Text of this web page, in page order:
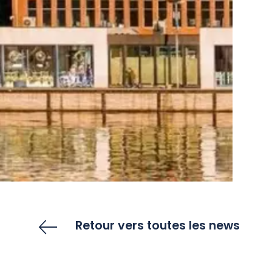
Retour vers toutes les news